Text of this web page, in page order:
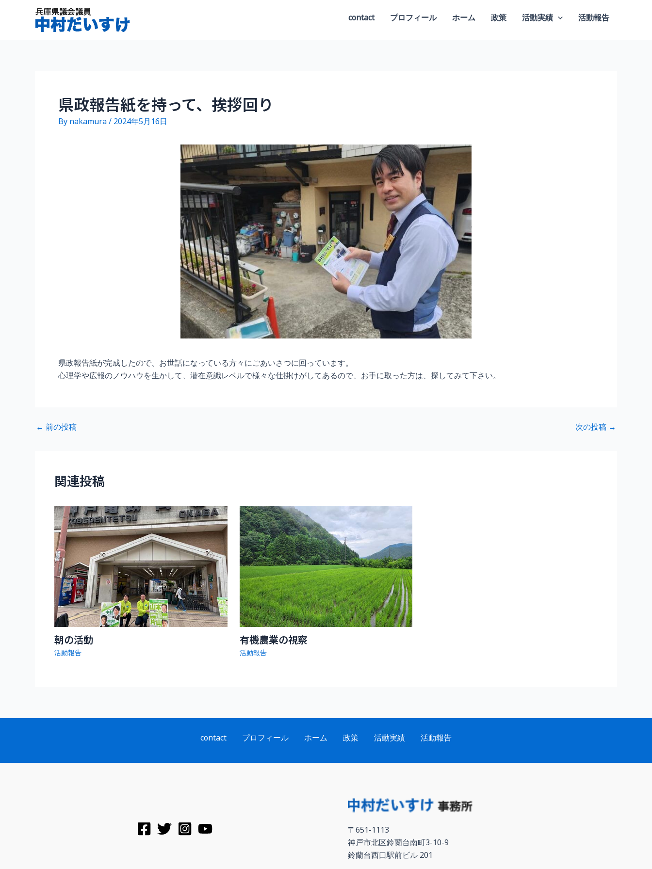
contact プロフィール ホーム 政策 活動実績 活動報告
県政報告紙を持って、挨拶回り
Bynakamura/2024年5月16日
県政報告紙が完成したので、お世話になっている方々にごあいさつに回っています。
心理学や広報のノウハウを生かして、潜在意識レベルで様々な仕掛けがしてあるので、お手に取った方は、探してみて下さい。
Post
← 前の投稿 次の投稿 →
関連投稿
朝の活動
活動報告
有機農業の視察
活動報告
contact プロフィール ホーム 政策 活動実績 活動報告
〒651-1113
神戸市北区鈴蘭台南町3-10-9
鈴蘭台西口駅前ビル 201